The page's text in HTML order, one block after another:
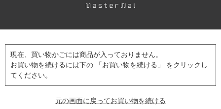
現在、買い物かごには商品が入っておりません。
お買い物を続けるには下の 「お買い物を続ける」 をクリックし
てください。
元の画面に戻ってお買い物を続ける